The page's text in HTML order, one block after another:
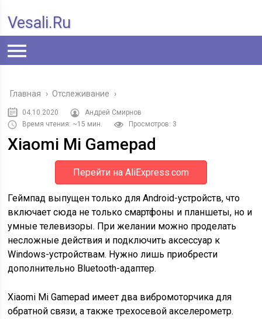
Vesali.ru
Главная › Отслеживание ›
04.10.2020
Андрей Смирнов
Время чтения: ~15 мин.
Просмотров: 3
Xiaomi Mi Gamepad
Перейти на AliExpress.com
Геймпад выпущен только для Android-устройств, что
включает сюда не только смартфоны и планшеты, но и
умные телевизоры. При желании можно проделать
несложные действия и подключить аксессуар к
Windows-устройствам. Нужно лишь приобрести
дополнительно Bluetooth-адаптер.
Xiaomi Mi Gamepad имеет два вибромоторчика для
обратной связи, а также трехосевой акселерометр.